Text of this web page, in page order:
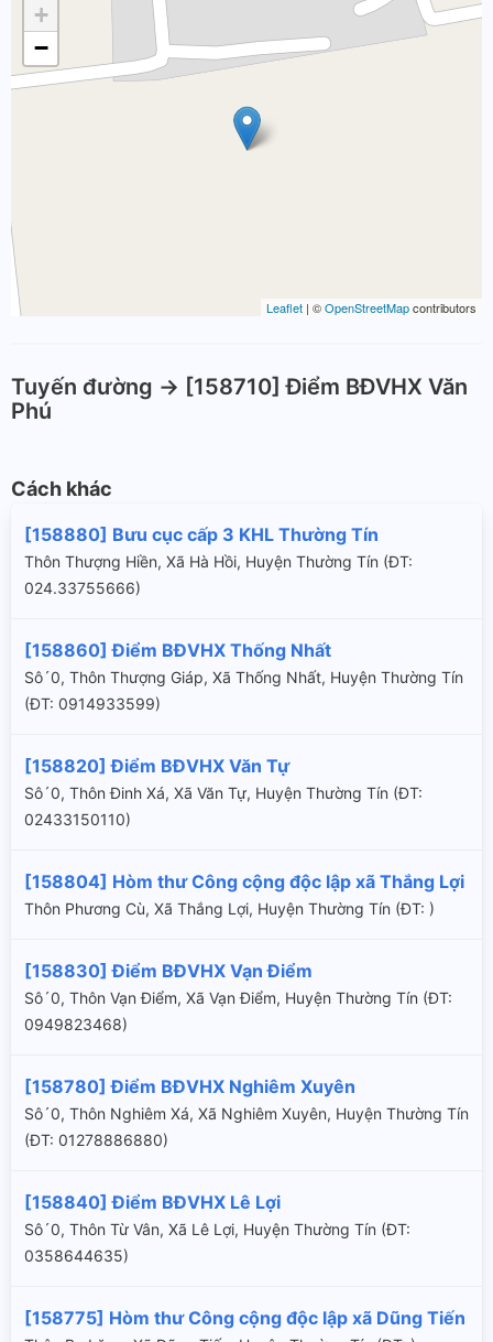
+
−
Leaflet | ©OpenStreetMapcontributors
Tuyến đường -> [158710] Điểm BĐVHX Văn
Phú
Cách khác
[158880] Bưu cục cấp 3 KHL Thường Tín
Thôn Thượng Hiền, Xã Hà Hồi, Huyện Thường Tín (ÐT:
024.33755666)
[158860] Điểm BĐVHX Thống Nhất
Sô´0, Thôn Thượng Giáp, Xã Thống Nhất, Huyện Thường Tín
(ÐT: 0914933599)
[158820] Điểm BĐVHX Văn Tự
Sô´0, Thôn Đinh Xá, Xã Văn Tự, Huyện Thường Tín (ÐT:
02433150110)
[158804] Hòm thư Công cộng độc lập xã Thắng Lợi
Thôn Phương Cù, Xã Thắng Lợi, Huyện Thường Tín (ÐT: )
[158830] Điểm BĐVHX Vạn Điểm
Sô´0, Thôn Vạn Điểm, Xã Vạn Điểm, Huyện Thường Tín (ÐT:
0949823468)
[158780] Điểm BĐVHX Nghiêm Xuyên
Sô´0, Thôn Nghiêm Xá, Xã Nghiêm Xuyên, Huyện Thường Tín
(ÐT: 01278886880)
[158840] Điểm BĐVHX Lê Lợi
Sô´0, Thôn Từ Vân, Xã Lê Lợi, Huyện Thường Tín (ÐT:
0358644635)
[158775] Hòm thư Công cộng độc lập xã Dũng Tiến